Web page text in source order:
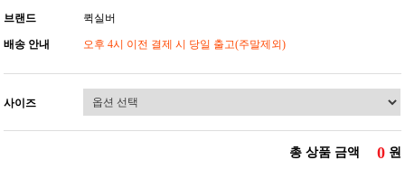
브랜드 퀵실버
배송 안내 오후 4시 이전 결제 시 당일 출고(주말제외)
사이즈
총 상품 금액 0 원